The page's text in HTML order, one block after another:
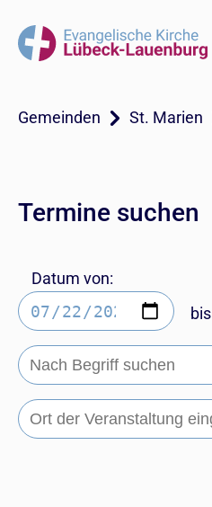
Gemeinden St. Marien
Termine suchen
Datum von:
bis